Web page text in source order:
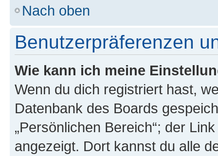
Nach oben
Benutzerpräferenzen
Wie kann ich meine
Wenn du dich registriert hast,
Datenbank des Boards
„Persönlichen Bereich“; der
angezeigt. Dort kannst du alle